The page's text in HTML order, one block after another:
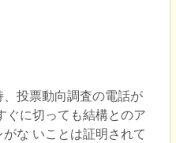
投票動向調査の電話が
ぐに切っても結構とのア
な いことは証明されて